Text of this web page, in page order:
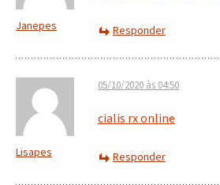
Janepes Responder
Lisapes
05/10/2020 às 04:50
cialis rx online
Responder